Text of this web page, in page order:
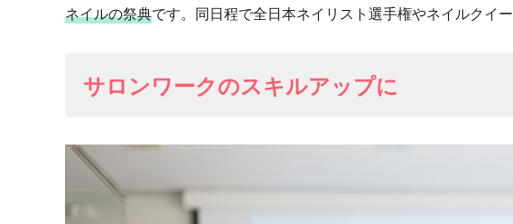
ネイルの祭典です。同日程で全日本ネイリスト選手権やネイルクイ
サロンワークのスキルアップに